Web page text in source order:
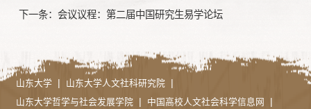
下一条： 会议议程：第二届中国研究生易学论坛
山东大学 | 山东大学人文社科研究院 |
山东大学哲学与社会发展学院 | 中国高校人文社会科学信息网 |